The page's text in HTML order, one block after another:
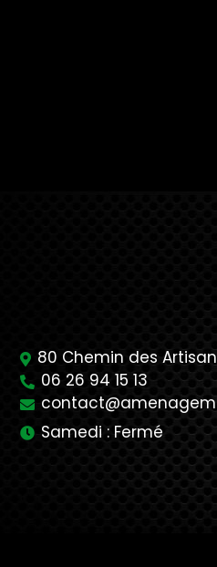
80 Chemin des
06 26 94 15 13
Samedi : Fermé